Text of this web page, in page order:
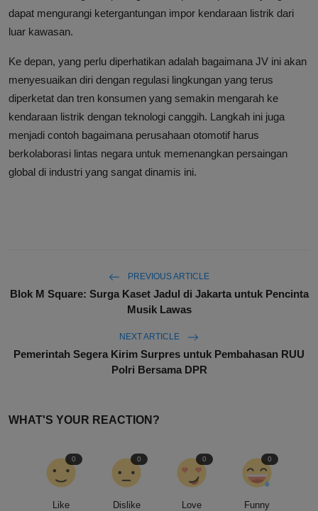
dapat mengurangi ketergantungan impor kendaraan listrik dari
luar kawasan.
Ke depan, yang perlu diperhatikan adalah bagaimana JV ini akan
menyesuaikan diri dengan regulasi lingkungan yang terus
diperketat dan tren konsumen yang semakin mengarah ke
kendaraan listrik dengan teknologi canggih. Langkah ini juga
menjadi contoh bagaimana perusahaan otomotif harus
berkolaborasi lintas negara untuk memenangkan persaingan
global di industri yang sangat dinamis ini.
PREVIOUS ARTICLE
Blok M Square: Surga Kaset Jadul di Jakarta untuk Pencinta
Musik Lawas
NEXT ARTICLE
Pemerintah Segera Kirim Surpres untuk Pembahasan RUU
Polri Bersama DPR
WHAT'S YOUR REACTION?
Like
0
Dislike
0
Love
0
Funny
0